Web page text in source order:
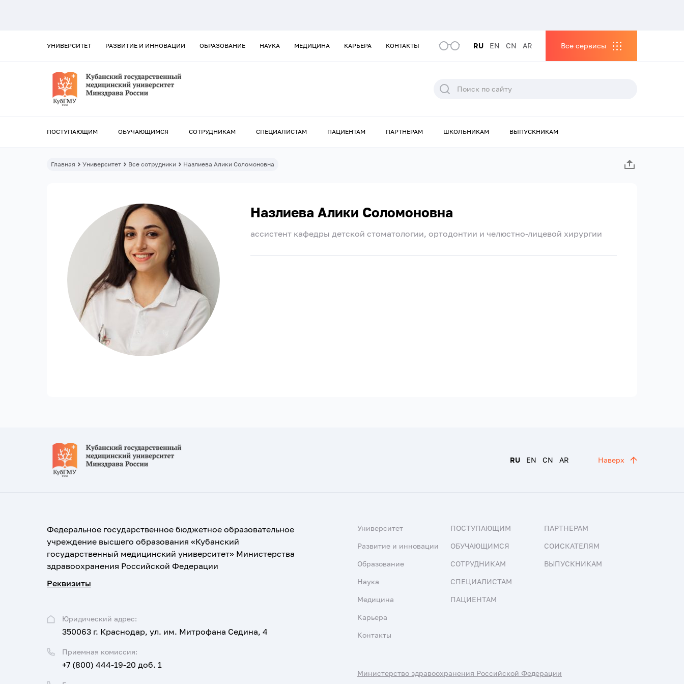
УНИВЕРСИТЕТ РАЗВИТИЕ И ИННОВАЦИИ ОБРАЗОВАНИЕ НАУКА МЕДИЦИНА КАРЬЕРА КОНТАКТЫ RU EN CN AR Все сервисы
ПОСТУПАЮЩИМ ОБУЧАЮЩИМСЯ СОТРУДНИКАМ СПЕЦИАЛИСТАМ ПАЦИЕНТАМ ПАРТНЕРАМ ШКОЛЬНИКАМ ВЫПУСКНИКАМ
Главная Университет Все сотрудники Назлиева Алики Соломоновна
Назлиева Алики Соломоновна
ассистент кафедры детской стоматологии, ортодонтии и челюстно-лицевой хирургии
RU EN CN AR Наверх
Федеральное государственное бюджетное образовательное
учреждение высшего образования «Кубанский
государственный медицинский университет» Министерства
здравоохранения Российской Федерации
Реквизиты
Юридический адрес:
350063 г. Краснодар, ул. им. Митрофана Седина, 4
Приемная комиссия:
+7 (800) 444-19-20 доб. 1
Университет
Развитие и инновации
Образование
Наука
Медицина
Карьера
Контакты
ПОСТУПАЮЩИМ
ОБУЧАЮЩИМСЯ
СОТРУДНИКАМ
СПЕЦИАЛИСТАМ
ПАЦИЕНТАМ
ПАРТНЕРАМ
СОИСКАТЕЛЯМ
ВЫПУСКНИКАМ
Министерство здравоохранения Российской Федерации